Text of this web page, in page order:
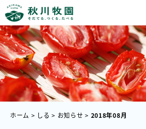
ホーム > しる > お知らせ > 2018年08月